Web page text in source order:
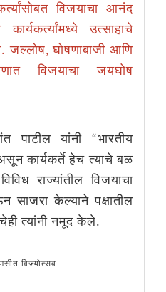
विजयाचा आनंद
उत्साहाचे
जल्लोष, घोषणाबाजी आणि
विजयाचा जयघोष
पाटील यांनी “भारतीय
कार्यकर्ते हेच त्याचे बळ
राज्यांतील विजयाचा
साजरा केल्याने पक्षातील
त्यांनी नमूद केले.
विज्योत्सव